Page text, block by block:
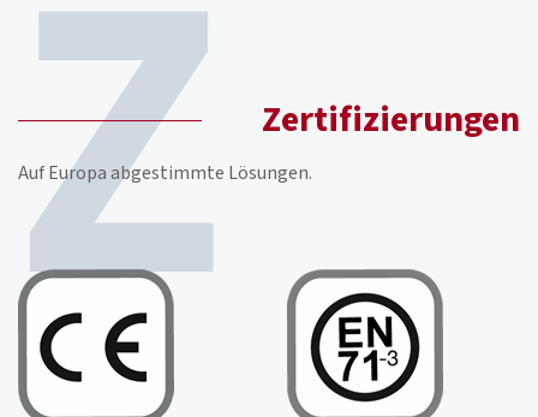
Zertifizierungen
Auf Europa abgestimmte Lösungen.